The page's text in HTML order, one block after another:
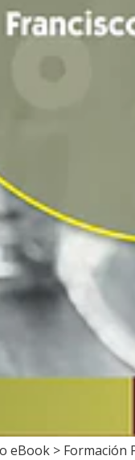
eBook > Formación